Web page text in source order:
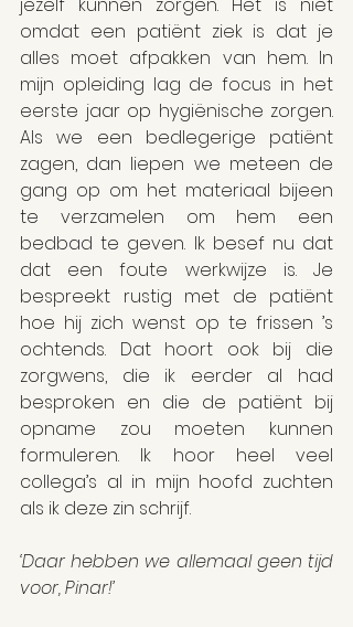
omdat een patiënt ziek is dat je
alles moet afpakken van hem. In
mijn opleiding lag de focus in het
eerste jaar op hygiënische zorgen.
Als we een bedlegerige patiënt
zagen, dan liepen we meteen de
gang op om het materiaal bijeen
te verzamelen om hem een
bedbad te geven. Ik besef nu dat
dat een foute werkwijze is. Je
bespreekt rustig met de patiënt
hoe hij zich wenst op te frissen ’s
ochtends. Dat hoort ook bij die
zorgwens, die ik eerder al had
besproken en die de patiënt bij
opname zou moeten kunnen
formuleren. Ik hoor heel veel
collega’s al in mijn hoofd zuchten
als ik deze zin schrijf.
‘Daar hebben we allemaal geen tijd
voor, Pinar!’